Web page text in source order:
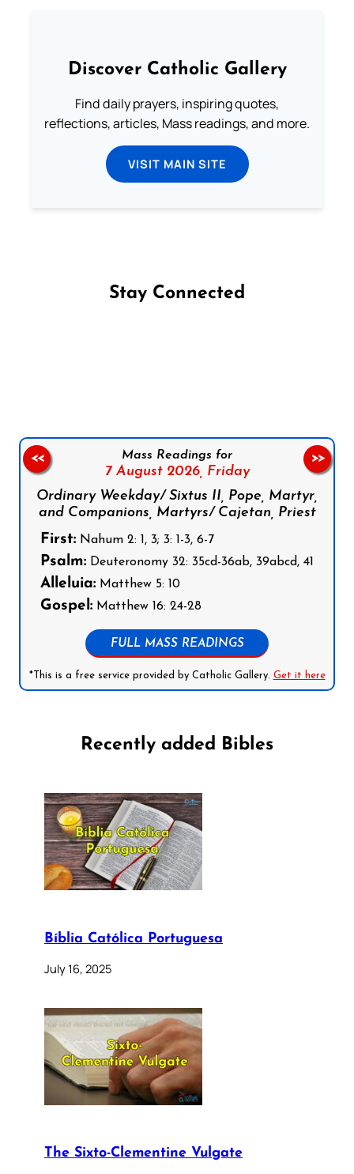
Discover Catholic Gallery
Find daily prayers, inspiring quotes,
reflections, articles, Mass readings, and more.
VISIT MAIN SITE
Stay Connected
Mass Readings for
7 August 2026, Friday
Ordinary Weekday/ Sixtus II, Pope, Martyr,
and Companions, Martyrs/ Cajetan, Priest
First: Nahum 2: 1, 3; 3: 1-3, 6-7
Psalm: Deuteronomy 32: 35cd-36ab, 39abcd, 41
Alleluia: Matthew 5: 10
Gospel: Matthew 16: 24-28
FULL MASS READINGS
*This is a free service provided by Catholic Gallery. Get it here
<< >>
Recently added Bibles
Bíblia Católica Portuguesa
July 16, 2025
The Sixto-Clementine Vulgate